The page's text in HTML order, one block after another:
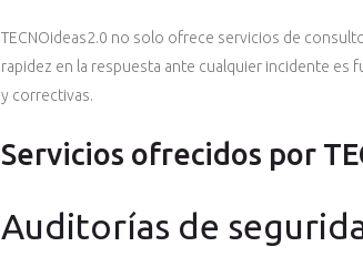
TECNOideas2.0 no solo ofrece servicios de
rapidez en la respuesta ante cualquier incidente es
y correctivas.
Servicios ofrecidos por
Auditorías de